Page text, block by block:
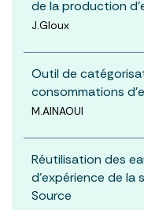
de la production
J.Gloux
Outil de
consommations
M.AINAOUI
Réutilisation des
d’expérience de la
Source